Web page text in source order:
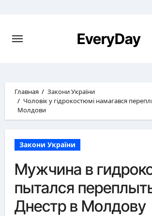
EveryDay
Главная
Закони України
Чоловік у гідрокостюмі намагався
Молдови
Закони України
Мужчина в
пытался
Днестр в Молдову